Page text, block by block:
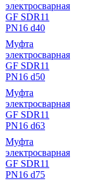
электросварная
GF SDR11
PN16 d40
Муфта
электросварная
GF SDR11
PN16 d50
Муфта
электросварная
GF SDR11
PN16 d63
Муфта
электросварная
GF SDR11
PN16 d75